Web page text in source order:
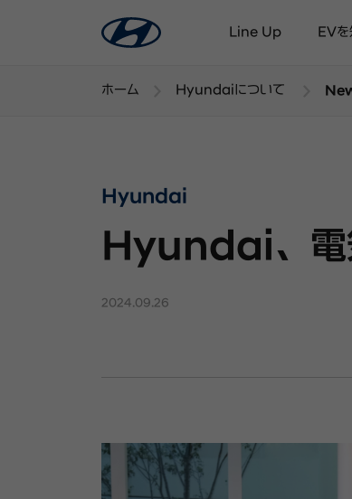
Line Up EVを
ホーム Hyundaiについて
Hyundai
Hyundai、電
2024.09.26